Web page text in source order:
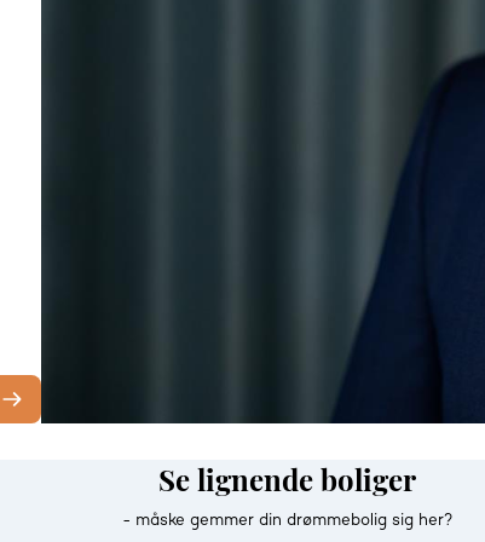
Se lignende boliger
- måske gemmer din drømmebolig sig her?